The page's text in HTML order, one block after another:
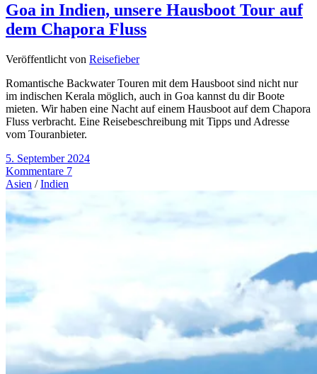
Goa in Indien, unsere Hausboot Tour auf
dem Chapora Fluss
Veröffentlicht von Reisefieber
Romantische Backwater Touren mit dem Hausboot sind nicht nur
im indischen Kerala möglich, auch in Goa kannst du dir Boote
mieten. Wir haben eine Nacht auf einem Hausboot auf dem Chapora
Fluss verbracht. Eine Reisebeschreibung mit Tipps und Adresse
vom Touranbieter.
5. September 2024
Kommentare 7
Asien /Indien